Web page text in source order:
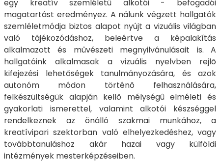
egy kreatív szemléletû alkotói - befogadói
magatartást eredményez. A nálunk végzett hallgatók
szemléletmódja biztos alapot nyújt a vizuális világban
való tájékozódáshoz, beleértve a képalakítás
alkalmazott és mûvészeti megnyilvánulásait is. A
hallgatóink alkalmasak a vizuális nyelvben rejlõ
kifejezési lehetőségek tanulmányozására, és azok
autonóm módon történõ felhasználására,
felkészültségük alapján kellő mélységû elméleti és
gyakorlati ismerettel, valamint alkotói készséggel
rendelkeznek az önálló szakmai munkához, a
kreatívipari szektorban való elhelyezkedéshez, vagy
továbbtanuláshoz akár hazai vagy külföldi
intézmények mesterképzéseiben.